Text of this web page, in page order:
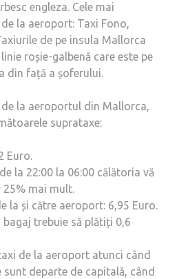
engleza. Cele mai
la aeroport: Taxi Fono,
de pe insula Mallorca
roșie-galbenă care este pe
din față a șoferului.
la aeroportul din Mallorca,
suprataxe:
Euro.
la 22:00 la 06:00 călătoria vă
mai mult.
la și către aeroport: 6,95 Euro.
bagaj trebuie să plătiți 0,6
de la aeroport atunci când
departe de capitală, când